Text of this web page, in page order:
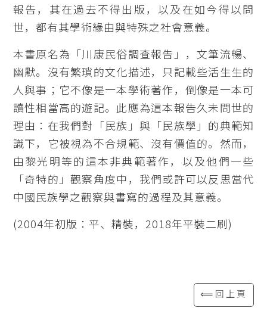
報告，其在過去不得出版，以及在如今得以問
世，都有其學術緣由與特殊之社會意義。
本書原名為「川康民俗調查報告」，文筆流暢、
幽默。沒有繁瑣的文化描述，只記載些活生生的
人與事；它不像是一本學術著作，倒像是一本可
讀性相當高的遊記。此應為這本報告久未問世的
理由：在我們對「民族」與「民族學」的典範知
識下，它被視為不合規範、沒有價值的。然而，
由黎光明等的這本非典範著作，以及他們一些
「奇特的」觀察角度中，我們或許可以反思當代
中國民族學之觀察與書寫的過程及其意義。
(2004年初版：平、精裝，2018年平裝二刷)
⟸回上頁